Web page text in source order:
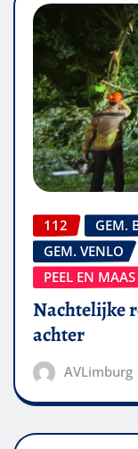
112 GEM.
GEM. VENLO
PEEL EN MAAS
Nachtelijke
achter
AVLimburg